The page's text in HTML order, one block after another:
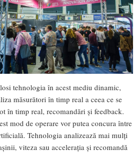
tehnologia în acest mediu dinamic,
măsurători în timp real a ceea ce se
în timp real, recomandări și feedback.
mod de operare vor putea concura între
Tehnologia analizează mai mulți
viteza sau accelerația și recomandă